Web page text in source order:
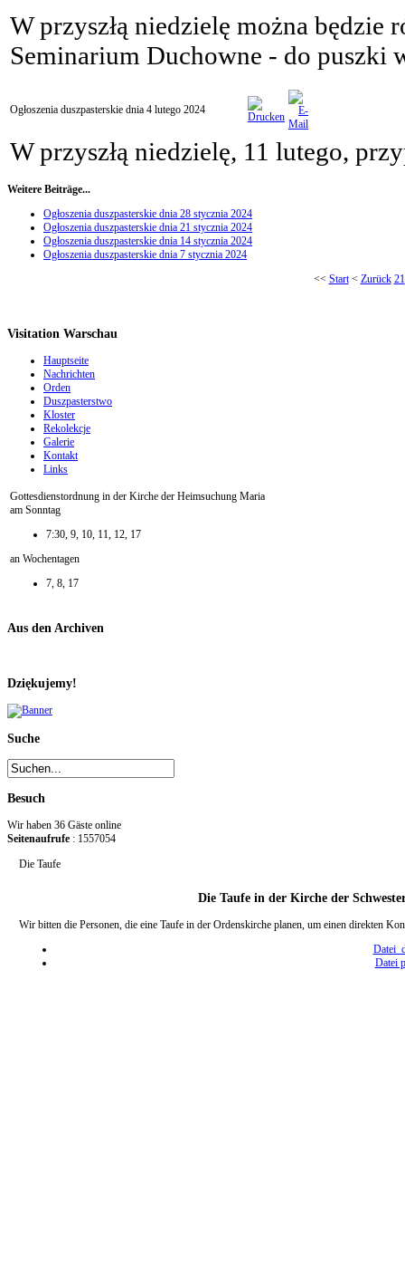
W przyszłą niedzielę można będzie
Seminarium Duchowne - do puszki
Ogłoszenia duszpasterskie dnia 4 lutego 2024
W przyszłą niedzielę, 11 lutego,
Weitere Beiträge...
Ogłoszenia duszpasterskie dnia 28 stycznia 2024
Ogłoszenia duszpasterskie dnia 21 stycznia 2024
Ogłoszenia duszpasterskie dnia 14 stycznia 2024
Ogłoszenia duszpasterskie dnia 7 stycznia 2024
<< Start< Zurück 21
Visitation Warschau
Hauptseite
Nachrichten
Orden
Duszpasterstwo
Kloster
Rekolekcje
Galerie
Kontakt
Links
Gottesdienstordnung in der Kirche der Heimsuchung Maria
am Sonntag
7:30, 9, 10, 11, 12, 17
an Wochentagen
7, 8, 17
Aus den Archiven
Dziękujemy!
Suche
Besuch
Wir haben 36 Gäste online
Seitenaufrufe : 1557054
Die Taufe
Die Taufe in der Kirche der
Wir bitten die Personen, die eine Taufe in der Ordenskirche planen, um einen direkten
Datei
Datei